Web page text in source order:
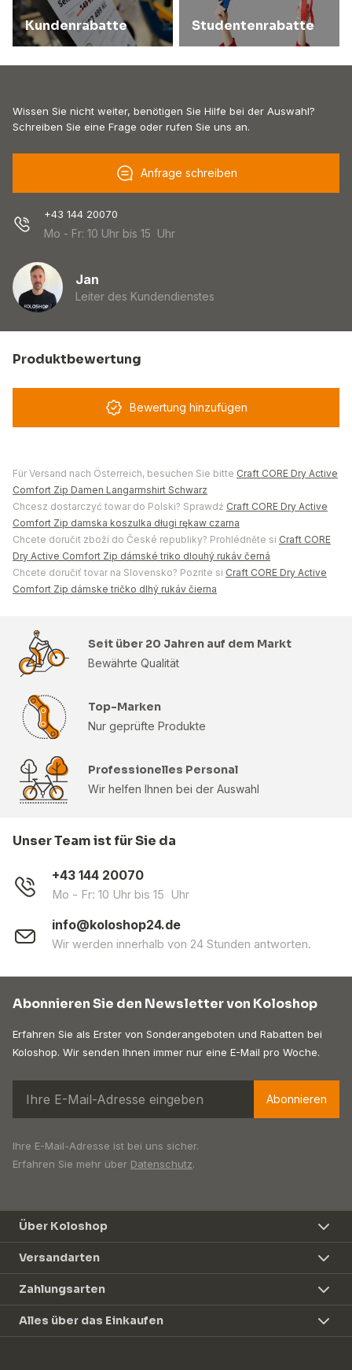
Kundenrabatte Studentenrabatte
Wissen Sie nicht weiter, benötigen Sie Hilfe bei der Auswahl?
Schreiben Sie eine Frage oder rufen Sie uns an.
Anfrage schreiben
+43 144 20070
Mo - Fr: 10 Uhr bis 15 Uhr
Jan
Leiter des Kundendienstes
Produktbewertung
Bewertung hinzufügen
Für Versand nach Österreich, besuchen Sie bitte Craft CORE Dry Active
Comfort Zip Damen Langarmshirt Schwarz
Chcesz dostarczyć towar do Polski? Sprawdź Craft CORE Dry Active
Comfort Zip damska koszulka długi rękaw czarna
Chcete doručit zboží do České republiky? Prohlédněte si Craft CORE
Dry Active Comfort Zip dámské triko dlouhý rukáv černá
Chcete doručiť tovar na Slovensko? Pozrite si Craft CORE Dry Active
Comfort Zip dámske tričko dlhý rukáv čierna
Seit über 20 Jahren auf dem Markt
Bewährte Qualität
Top-Marken
Nur geprüfte Produkte
Professionelles Personal
Wir helfen Ihnen bei der Auswahl
Unser Team ist für Sie da
+43 144 20070
Mo - Fr: 10 Uhr bis 15 Uhr
info@koloshop24.de
Wir werden innerhalb von 24 Stunden antworten.
Abonnieren Sie den Newsletter von Koloshop
Erfahren Sie als Erster von Sonderangeboten und Rabatten bei
Koloshop. Wir senden Ihnen immer nur eine E-Mail pro Woche.
Abonnieren
Ihre E-Mail-Adresse ist bei uns sicher.
Erfahren Sie mehr über Datenschutz.
Über Koloshop
Versandarten
Zahlungsarten
Alles über das Einkaufen